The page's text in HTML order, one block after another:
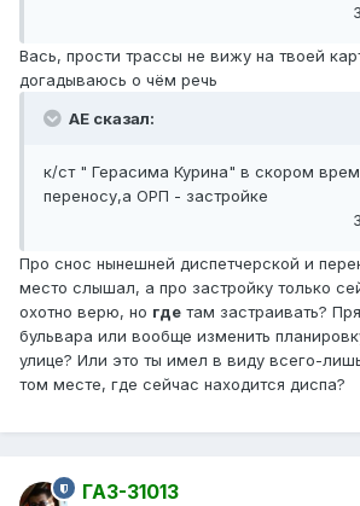
Вась, прости трассы не вижу на твоей
догадываюсь о чём речь
АЕ сказал:
к/ст " Герасима Курина" в скором
переносу,а ОРП - застройке
Про снос нынешней диспетчерской и
место слышал, а про застройку только
охотно верю, но где там застраивать?
бульвара или вообще изменить
улице? Или это ты имел в виду всего-
том месте, где сейчас находится диспа?
ГАЗ-31013